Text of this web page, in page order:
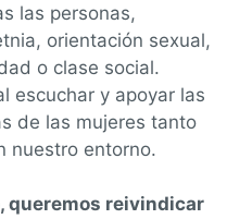
las personas,
orientación sexual,
o clase social.
escuchar y apoyar las
de las mujeres tanto
nuestro entorno.
queremos reivindicar